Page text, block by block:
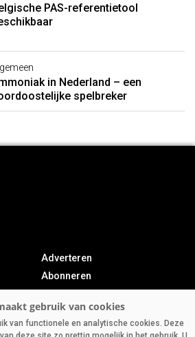
PAS-referentietool
in Nederland – een
spelbreker
Adverteren
Abonneren
Contact
van functionele en analytische cookies. Deze